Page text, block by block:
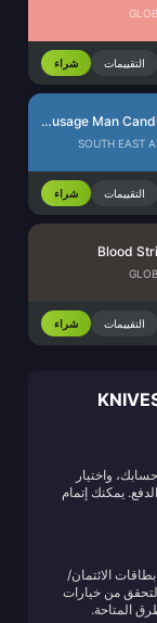
التقييمات شراء
Sausage Man Candies
SOUTH EAST
التقييمات شراء
Blood
التقييمات شراء
واختيار
يمكنك إتمام
الائتمان/
من خيارات
المتاحة.